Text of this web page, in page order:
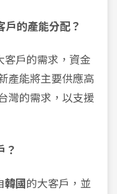
戶的產能分配？
客戶的需求，資金
產能將主要供應高
灣的需求，以支援
？
韓國 的大客戶，並